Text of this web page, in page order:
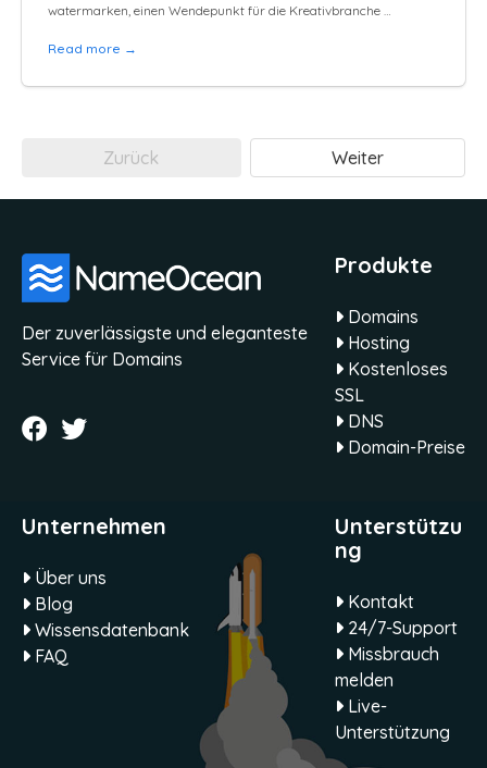
watermarken, einen Wendepunkt für die Kreativbranche …
Read more →
Zurück Weiter
Der zuverlässigste und eleganteste
Service für Domains
Produkte
Domains
Hosting
Kostenloses
SSL
DNS
Domain-Preise
Unternehmen
Über uns
Blog
Wissensdatenbank
FAQ
Unterstützu
ng
Kontakt
24/7-Support
Missbrauch
melden
Live-
Unterstützung